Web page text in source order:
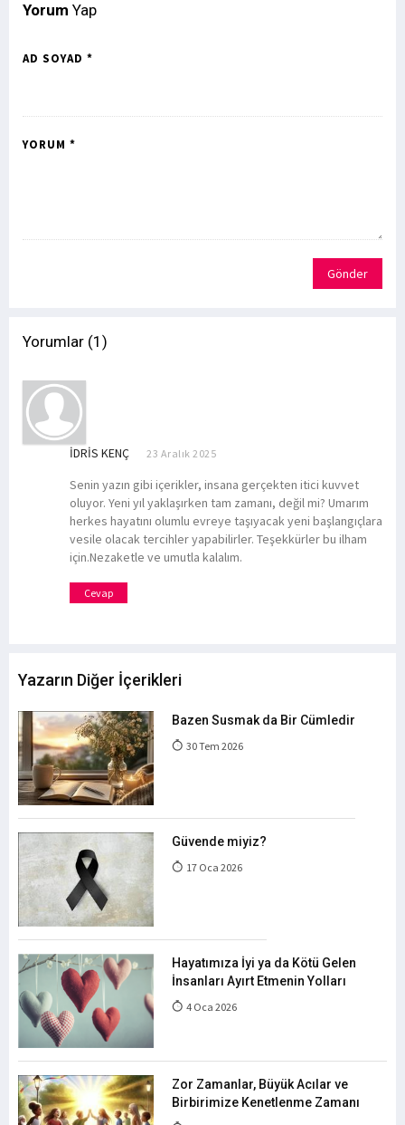
Yorum Yap
AD SOYAD *
YORUM *
Gönder
Yorumlar (1)
İDRIS KENÇ 23 Aralık 2025
Senin yazın gibi içerikler, insana gerçekten itici kuvvet
oluyor. Yeni yıl yaklaşırken tam zamanı, değil mi? Umarım
herkes hayatını olumlu evreye taşıyacak yeni başlangıçlara
vesile olacak tercihler yapabilirler. Teşekkürler bu ilham
için.Nezaketle ve umutla kalalım.
Cevap
Yazarın Diğer İçerikleri
Bazen Susmak da Bir Cümledir
30 Tem 2026
Güvende miyiz?
17 Oca 2026
Hayatımıza İyi ya da Kötü Gelen
İnsanları Ayırt Etmenin Yolları
4 Oca 2026
Zor Zamanlar, Büyük Acılar ve
Birbirimize Kenetlenme Zamanı